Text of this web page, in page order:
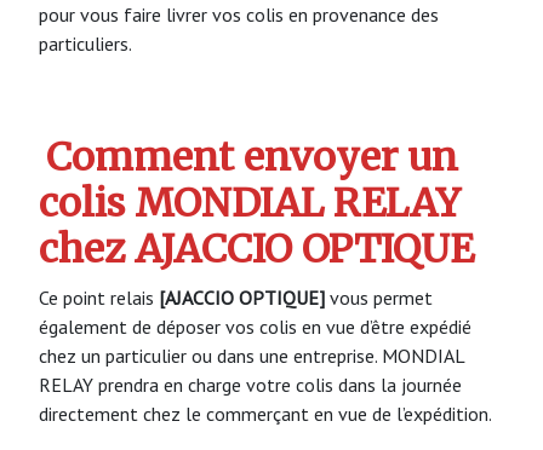
pour vous faire livrer vos colis en provenance des
particuliers.
Comment envoyer un
colis MONDIAL RELAY
chez AJACCIO OPTIQUE
Ce point relais [AJACCIO OPTIQUE] vous permet
également de déposer vos colis en vue d’être expédié
chez un particulier ou dans une entreprise. MONDIAL
RELAY prendra en charge votre colis dans la journée
directement chez le commerçant en vue de l’expédition.